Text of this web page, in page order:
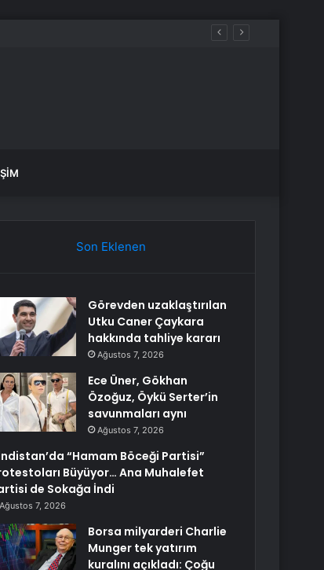
Son Eklenen
Görevden uzaklaştırılan
Utku Caner Çaykara
hakkında tahliye kararı
Ağustos 7, 2026
Ece Üner, Gökhan
Özoğuz, Öykü Serter’in
savunmaları aynı
Ağustos 7, 2026
“Hamam Böceği Partisi”
Büyüyor… Ana Muhalefet
de Sokağa İndi
Ağustos 7, 2026
Borsa milyarderi Charlie
Munger tek yatırım
kuralını açıkladı: Çoğu